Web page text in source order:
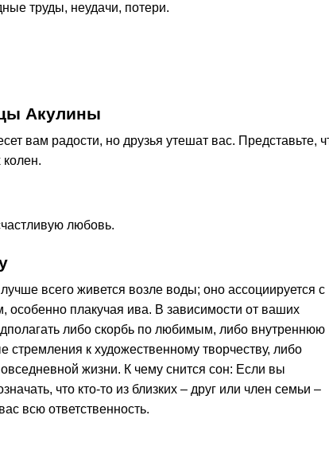
труды, неудачи, потери.
Акулины
вам радости, но друзья утешат вас. Представьте,
любовь.
всего живется возле воды; оно ассоциируется с
плакучая ива. В зависимости от ваших
либо скорбь по любимым, либо внутреннюю
стремления к художественному творчеству, либо
жизни. К чему снится сон: Если вы
что кто-то из близких – друг или член семьи –
всю ответственность.